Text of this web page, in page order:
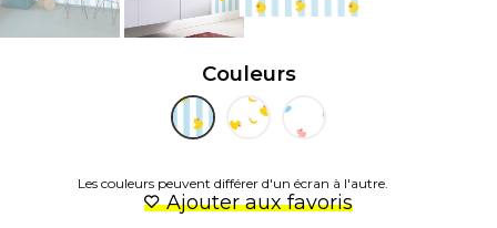
Couleurs
Les couleurs peuvent différer d'un écran à l'autre.
Ajouter aux favoris